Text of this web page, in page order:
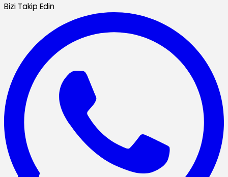
Bizi Takip Edin